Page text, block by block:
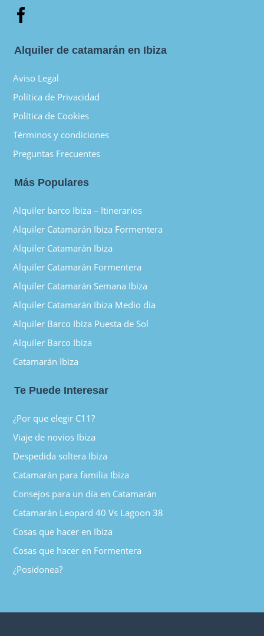
Alquiler de catamarán en Ibiza
Aviso Legal
Política de Privacidad
Política de Cookies
Términos y condiciones
Preguntas Frecuentes
Más Populares
Alquiler barco Ibiza – Itinerarios
Alquiler Catamarán Ibiza Formentera
Alquiler Catamarán Ibiza
Alquiler Catamarán Formentera
Alquiler Catamarán Semana Ibiza
Alquiler Catamarán Ibiza Medio día
Alquiler Barco Ibiza Puesta de Sol
Alquiler Barco Ibiza
Catamarán Ibiza
Te Puede Interesar
¿Por que elegir C11?
Viaje de novios Ibiza
Despedida soltera Ibiza
Catamarán para familia Ibiza
Consejos para un día en Catamarán
Catamarán Leopard 40 Vs Lagoon 38
Cosas que hacer en Ibiza
Cosas que hacer en Formentera
¿Posidonea?